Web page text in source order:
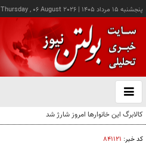
پنجشنبه ۱۵ مرداد ۱۴۰۵ |
Thursday , 06 August 2026
باز
و
کد خبر: ۸۴۱۱۲۱